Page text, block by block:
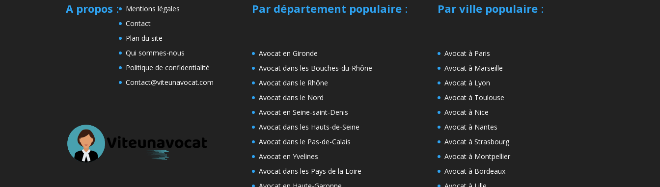
A propos :
Mentions légales
Contact
Plan du site
Qui sommes-nous
Politique de confidentialité
Contact@viteunavocat.com
Par département populaire:
Avocat en Gironde
Avocat dans les Bouches-du-Rhône
Avocat dans le Rhône
Avocat dans le Nord
Avocat en Seine-saint-Denis
Avocat dans les Hauts-de-Seine
Avocat dans le Pas-de-Calais
Avocat en Yvelines
Avocat dans les Pays de la Loire
Par ville populaire:
Avocat à Paris
Avocat à Marseille
Avocat à Lyon
Avocat à Toulouse
Avocat à Nice
Avocat à Nantes
Avocat à Strasbourg
Avocat à Montpellier
Avocat à Bordeaux